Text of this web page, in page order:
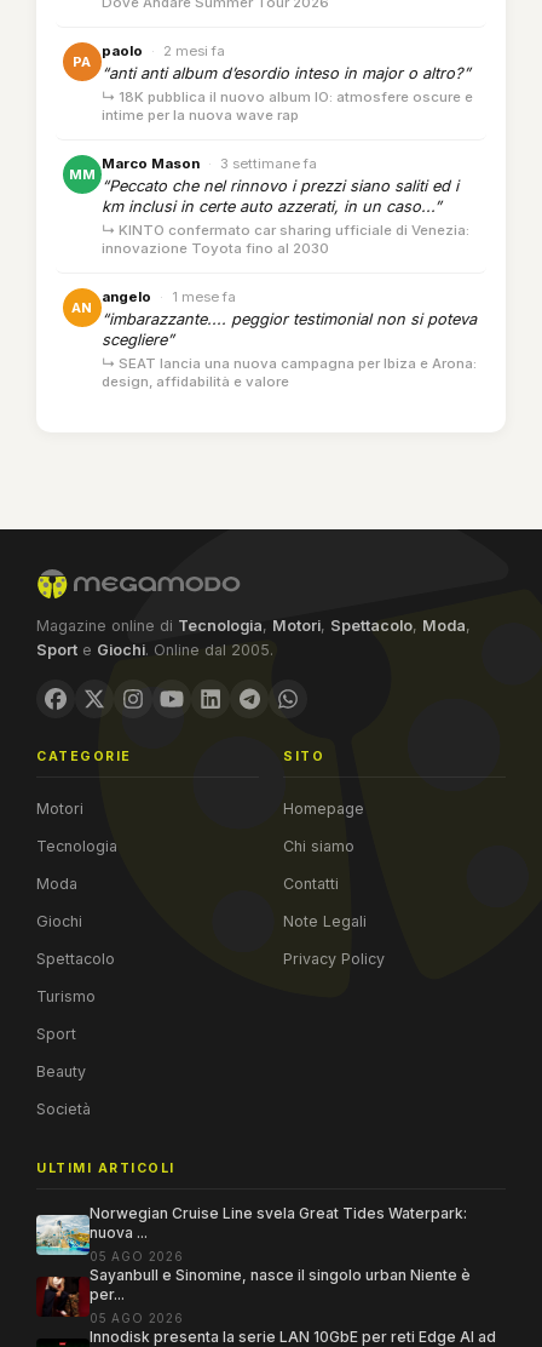
PA
paolo · 2 mesi fa
“anti anti album d’esordio inteso in major o altro?”
↳ 18K pubblica il nuovo album IO: atmosfere oscure e
intime per la nuova wave rap
MM
Marco Mason · 3 settimane fa
“Peccato che nel rinnovo i prezzi siano saliti ed i
km inclusi in certe auto azzerati, in un caso...”
↳ KINTO confermato car sharing ufficiale di Venezia:
innovazione Toyota fino al 2030
AN
angelo · 1 mese fa
“imbarazzante.... peggior testimonial non si poteva
scegliere”
↳ SEAT lancia una nuova campagna per Ibiza e Arona:
design, affidabilità e valore
Magazine online di Tecnologia, Motori, Spettacolo, Moda,
Sport e Giochi. Online dal 2005.
CATEGORIE
Motori
Tecnologia
Moda
Giochi
Spettacolo
Turismo
Sport
Beauty
Società
SITO
Homepage
Chi siamo
Contatti
Note Legali
Privacy Policy
ULTIMI ARTICOLI
Norwegian Cruise Line svela Great Tides Waterpark:
nuova ...
05 AGO 2026
Sayanbull e Sinomine, nasce il singolo urban Niente è
per...
05 AGO 2026
Innodisk presenta la serie LAN 10GbE per reti Edge AI ad